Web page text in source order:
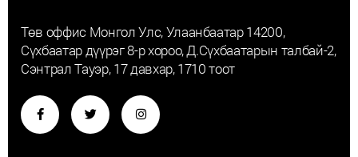
Төв оффис Монгол Улс, Улаанбаатар 14200,
Сүхбаатар дүүрэг 8-р хороо, Д.Сүхбаатарын талбай-2,
Сэнтрал Тауэр, 17 давхар, 1710 тоот